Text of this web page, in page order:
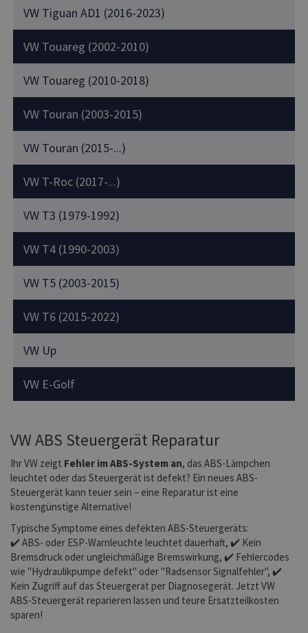
VW Tiguan AD1 (2016-2023)
VW Touareg (2002-2010)
VW Touareg (2010-2018)
VW Touran (2003-2015)
VW Touran (2015-...)
VW T-Roc (2017-...)
VW T3 (1979-1992)
VW T4 (1990-2003)
VW T5 (2003-2015)
VW T6 (2015-2022)
VW Up
VW E-Golf
VW ABS Steuergerät Reparatur
Ihr VW zeigt Fehler im ABS-System an, das ABS-Lämpchen
leuchtet oder das Steuergerät ist defekt? Ein neues ABS-
Steuergerät kann teuer sein – eine Reparatur ist eine
kostengünstige Alternative!
Typische Symptome eines defekten ABS-Steuergeräts:
✔️ ABS- oder ESP-Warnleuchte leuchtet dauerhaft, ✔️ Kein
Bremsdruck oder ungleichmäßige Bremswirkung, ✔️ Fehlercodes
wie "Hydraulikpumpe defekt" oder "Radsensor Signalfehler", ✔️
Kein Zugriff auf das Steuergerät per Diagnosegerät. Jetzt VW
ABS-Steuergerät reparieren lassen und teure Ersatzteilkosten
sparen!